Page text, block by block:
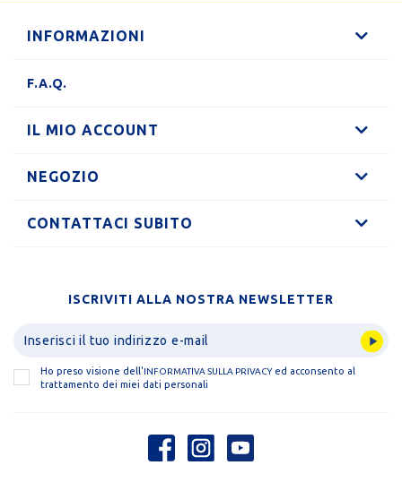
INFORMAZIONI
F.A.Q.
IL MIO ACCOUNT
NEGOZIO
CONTATTACI SUBITO
ISCRIVITI ALLA NOSTRA NEWSLETTER
Ho preso visione dell'INFORMATIVA SULLA PRIVACYed acconsento al
trattamento dei miei dati personali